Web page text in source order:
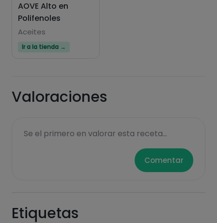
AOVE Alto en
Polifenoles
Aceites
Ir a la tienda →
Valoraciones
Se el primero en valorar esta receta...
Comentar
Etiquetas